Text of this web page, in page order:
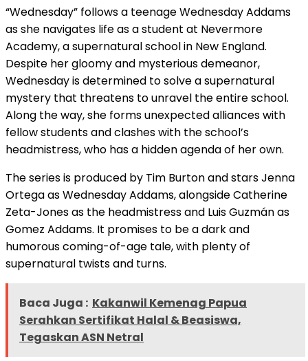
“Wednesday” follows a teenage Wednesday Addams
as she navigates life as a student at Nevermore
Academy, a supernatural school in New England.
Despite her gloomy and mysterious demeanor,
Wednesday is determined to solve a supernatural
mystery that threatens to unravel the entire school.
Along the way, she forms unexpected alliances with
fellow students and clashes with the school’s
headmistress, who has a hidden agenda of her own.
The series is produced by Tim Burton and stars Jenna
Ortega as Wednesday Addams, alongside Catherine
Zeta-Jones as the headmistress and Luis Guzmán as
Gomez Addams. It promises to be a dark and
humorous coming-of-age tale, with plenty of
supernatural twists and turns.
Baca Juga : Kakanwil Kemenag Papua
Serahkan Sertifikat Halal & Beasiswa,
Tegaskan ASN Netral